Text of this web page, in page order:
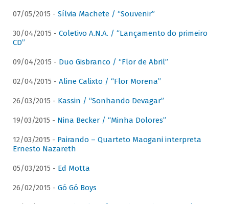
07/05/2015 - Sílvia Machete / “Souvenir”
30/04/2015 - Coletivo A.N.A. / “Lançamento do primeiro
CD”
09/04/2015 - Duo Gisbranco / “Flor de Abril”
02/04/2015 - Aline Calixto / “Flor Morena”
26/03/2015 - Kassin / “Sonhando Devagar”
19/03/2015 - Nina Becker / “Minha Dolores”
12/03/2015 - Pairando – Quarteto Maogani interpreta
Ernesto Nazareth
05/03/2015 - Ed Motta
26/02/2015 - Gó Gó Boys